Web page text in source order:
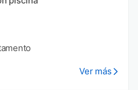
Ver más